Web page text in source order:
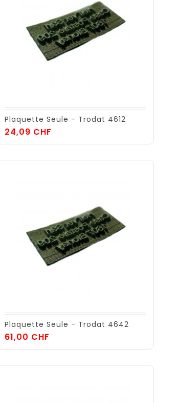
Plaquette Seule - Trodat 4612
24,09 CHF
Plaquette Seule - Trodat 4642
61,00 CHF